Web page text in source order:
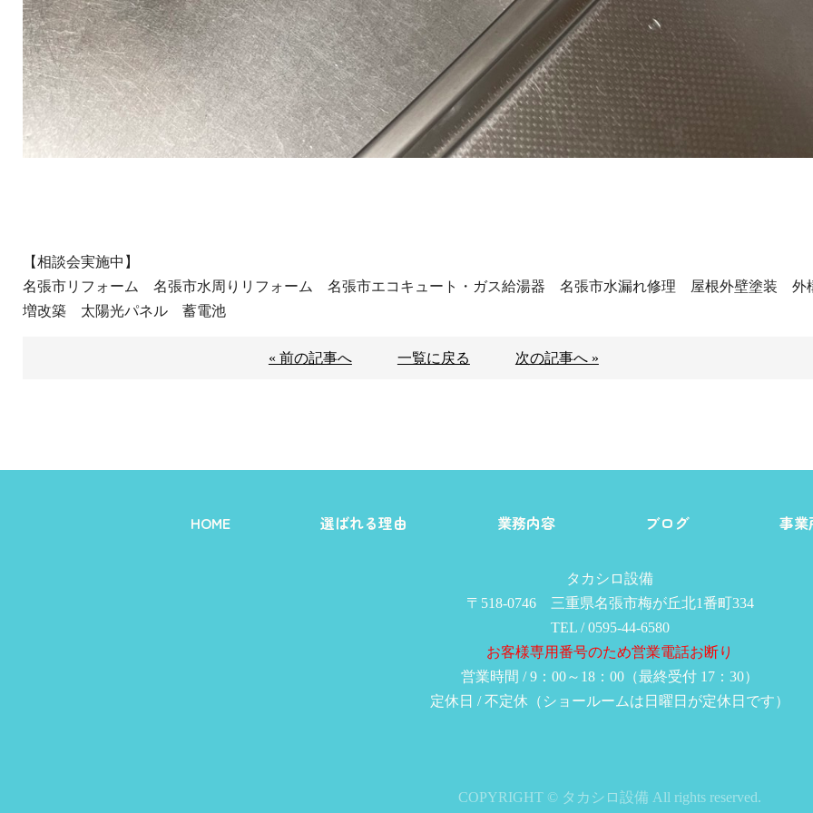
【相談会実施中】
名張市リフォーム 名張市水周りリフォーム 名張市エコキュート・ガス給湯器 名張市水漏れ修理 屋根外壁塗装
増改築 太陽光パネル 蓄電池
« 前の記事へ 一覧に戻る 次の記事へ »
HOME 選ばれる理由 業務内容 ブログ 事業
タカシロ設備
〒518-0746 三重県名張市梅が丘北1番町334
TEL / 0595-44-6580
お客様専用番号のため営業電話お断り
営業時間 / 9：00～18：00（最終受付 17：30）
定休日 / 不定休（ショールームは日曜日が定休日です）
COPYRIGHT © タカシロ設備 All rights reserved.